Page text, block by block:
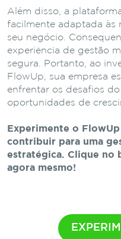
Além disso, a
facilmente adaptada às
seu negócio.
experiência de gestão
segura. Portanto, ao
FlowUp, sua empresa
enfrentar os desafios
oportunidades de
Experimente o
contribuir para uma
estratégica. Clique no
agora mesmo!